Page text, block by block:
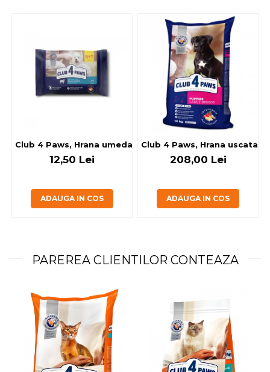
Club 4 Paws, Hrana umeda caini - cu miel, set 5+1, 6x80 g
12,50 Lei
ADAUGA IN COS
Club 4 Paws, Hrana uscata
208,00 Lei
ADAUGA IN COS
PAREREA CLIENTILOR CONTEAZA